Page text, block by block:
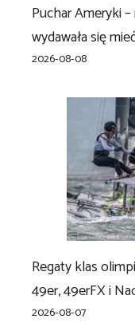
Puchar Ameryki
wydawała się
2026-08-08
Regaty klas
49er, 49erFX i
2026-08-07